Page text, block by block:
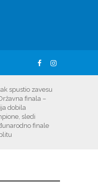
spustio zavesu
finala –
dobila
sledi
finale